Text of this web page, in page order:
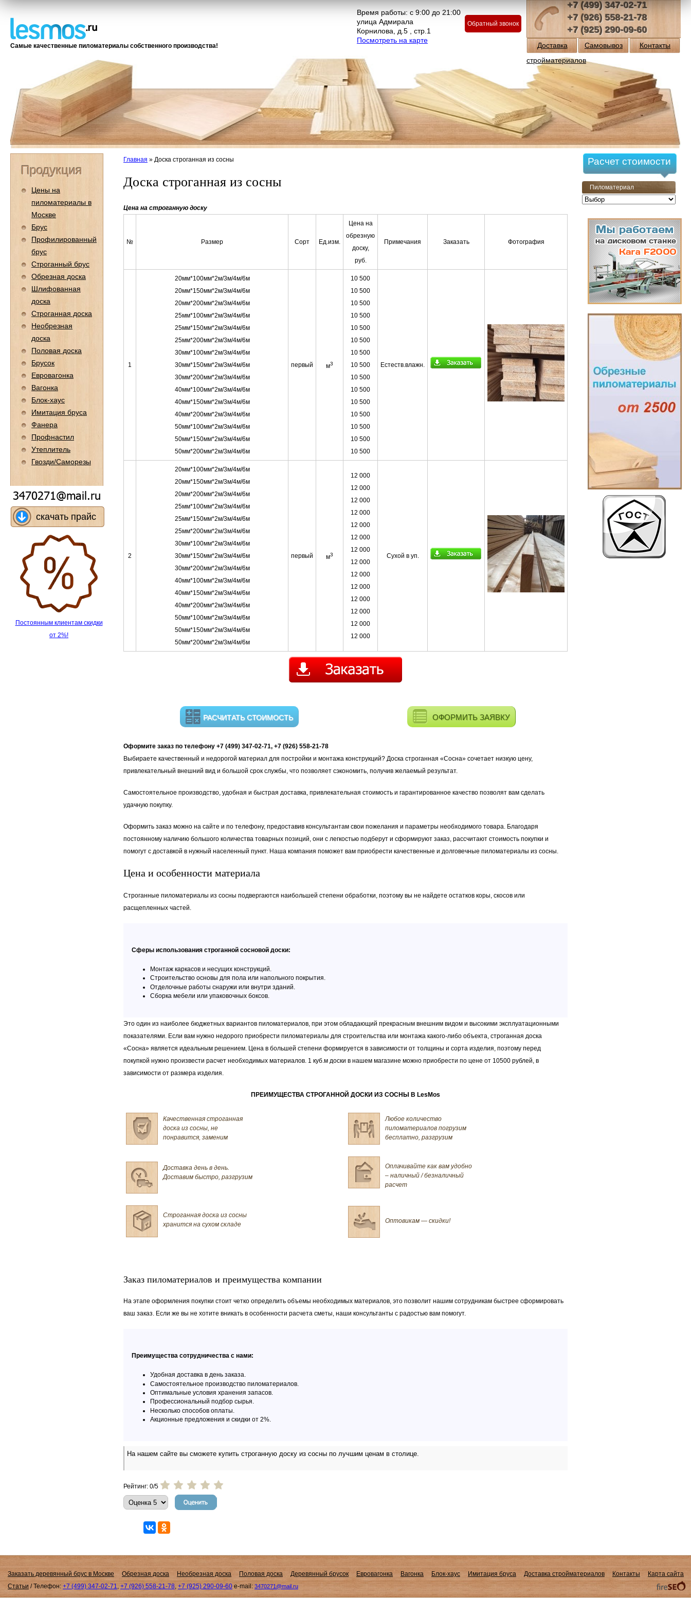
Самые качественные пиломатериалы собственного производства!
Время работы: с 9:00 до 21:00
улица Адмирала
Корнилова, д.5 , стр.1
Посмотреть на карте
Обратный звонок
+7 (499) 347-02-71
+7 (926) 558-21-78
+7 (925) 290-09-60
Доставка
стройматериалов
Самовывоз Контакты
Главная » Доска строганная из сосны
Доска строганная из сосны
Цена на строганную доску
№ Размер Сорт Ед.изм.
Цена на
обрезную
доску,
руб.
Примечания Заказать Фотография
1
20мм*100мм*2м/3м/4м/6м
20мм*150мм*2м/3м/4м/6м
20мм*200мм*2м/3м/4м/6м
25мм*100мм*2м/3м/4м/6м
25мм*150мм*2м/3м/4м/6м
25мм*200мм*2м/3м/4м/6м
30мм*100мм*2м/3м/4м/6м
30мм*150мм*2м/3м/4м/6м
30мм*200мм*2м/3м/4м/6м
40мм*100мм*2м/3м/4м/6м
40мм*150мм*2м/3м/4м/6м
40мм*200мм*2м/3м/4м/6м
50мм*100мм*2м/3м/4м/6м
50мм*150мм*2м/3м/4м/6м
50мм*200мм*2м/3м/4м/6м
первый м3
10 500
10 500
10 500
10 500
10 500
10 500
10 500
10 500
10 500
10 500
10 500
10 500
10 500
10 500
10 500
Естеств.влажн.
2
20мм*100мм*2м/3м/4м/6м
20мм*150мм*2м/3м/4м/6м
20мм*200мм*2м/3м/4м/6м
25мм*100мм*2м/3м/4м/6м
25мм*150мм*2м/3м/4м/6м
25мм*200мм*2м/3м/4м/6м
30мм*100мм*2м/3м/4м/6м
30мм*150мм*2м/3м/4м/6м
30мм*200мм*2м/3м/4м/6м
40мм*100мм*2м/3м/4м/6м
40мм*150мм*2м/3м/4м/6м
40мм*200мм*2м/3м/4м/6м
50мм*100мм*2м/3м/4м/6м
50мм*150мм*2м/3м/4м/6м
50мм*200мм*2м/3м/4м/6м
первый м3
12 000
12 000
12 000
12 000
12 000
12 000
12 000
12 000
12 000
12 000
12 000
12 000
12 000
12 000
Сухой в уп.
РАСЧИТАТЬ СТОИМОСТЬ ОФОРМИТЬ ЗАЯВКУ
Оформите заказ по телефону +7 (499) 347-02-71, +7 (926) 558-21-78
Выбираете качественный и недорогой материал для постройки и монтажа конструкций? Доска строганная «Сосна» сочетает низкую цену,
привлекательный внешний вид и большой срок службы, что позволяет сэкономить, получив желаемый результат.
Самостоятельное производство, удобная и быстрая доставка, привлекательная стоимость и гарантированное качество позволят вам сделать
удачную покупку.
Оформить заказ можно на сайте и по телефону, предоставив консультантам свои пожелания и параметры необходимого товара. Благодаря
постоянному наличию большого количества товарных позиций, они с легкостью подберут и сформируют заказ, рассчитают стоимость покупки и
помогут с доставкой в нужный населенный пункт. Наша компания поможет вам приобрести качественные и долговечные пиломатериалы из сосны.
Цена и особенности материала
Строганные пиломатериалы из сосны подвергаются наибольшей степени обработки, поэтому вы не найдете остатков коры, скосов или
расщепленных частей.
Сферы использования строганной сосновой доски:
Монтаж каркасов и несущих конструкций.
Строительство основы для пола или напольного покрытия.
Отделочные работы снаружи или внутри зданий.
Сборка мебели или упаковочных боксов.
Это один из наиболее бюджетных вариантов пиломатериалов, при этом обладающий прекрасным внешним видом и высокими эксплуатационными
показателями. Если вам нужно недорого приобрести пиломатериалы для строительства или монтажа какого-либо объекта, строганная доска
«Сосна» является идеальным решением. Цена в большей степени формируется в зависимости от толщины и сорта изделия, поэтому перед
покупкой нужно произвести расчет необходимых материалов. 1 куб.м доски в нашем магазине можно приобрести по цене от 10500 рублей, в
зависимости от размера изделия.
ПРЕИМУЩЕСТВА СТРОГАННОЙ ДОСКИ ИЗ СОСНЫ В LesMos
Качественная строганная
доска из сосны, не
понравится, заменим
Любое количество
пиломатериалов погрузим
бесплатно, разгрузим
Доставка день в день.
Доставим быстро, разгрузим
Оплачивайте как вам удобно
– наличный / безналичный
расчет
Строганная доска из сосны
хранится на сухом складе
Оптовикам — скидки!
Заказ пиломатериалов и преимущества компании
На этапе оформления покупки стоит четко определить объемы необходимых материалов, это позволит нашим сотрудникам быстрее сформировать
ваш заказ. Если же вы не хотите вникать в особенности расчета сметы, наши консультанты с радостью вам помогут.
Преимущества сотрудничества с нами:
Удобная доставка в день заказа.
Самостоятельное производство пиломатериалов.
Оптимальные условия хранения запасов.
Профессиональный подбор сырья.
Несколько способов оплаты.
Акционные предложения и скидки от 2%.
На нашем сайте вы сможете купить строганную доску из сосны по лучшим ценам в столице.
Рейтинг: 0/5
Продукция
Цены на
пиломатериалы в
Москве
Брус
Профилированный
брус
Строганный брус
Обрезная доска
Шлифованная
доска
Строганная доска
Необрезная
доска
Половая доска
Брусок
Евровагонка
Вагонка
Блок-хаус
Имитация бруса
Фанера
Профнастил
Утеплитель
Гвозди/Саморезы
скачать прайс
Постоянным клиентам скидки
от 2%!
Расчет стоимости
Пиломатериал
Заказать деревянный брус в Москве Обрезная доска Необрезная доска Половая доска Деревянный брусок Евровагонка Вагонка Блок-хаус Имитация бруса Доставка стройматериалов Контакты
Карта сайта
Статьи / Телефон: +7 (499) 347-02-71, +7 (926) 558-21-78, +7 (925) 290-09-60 e-mail: 3470271@mail.ru